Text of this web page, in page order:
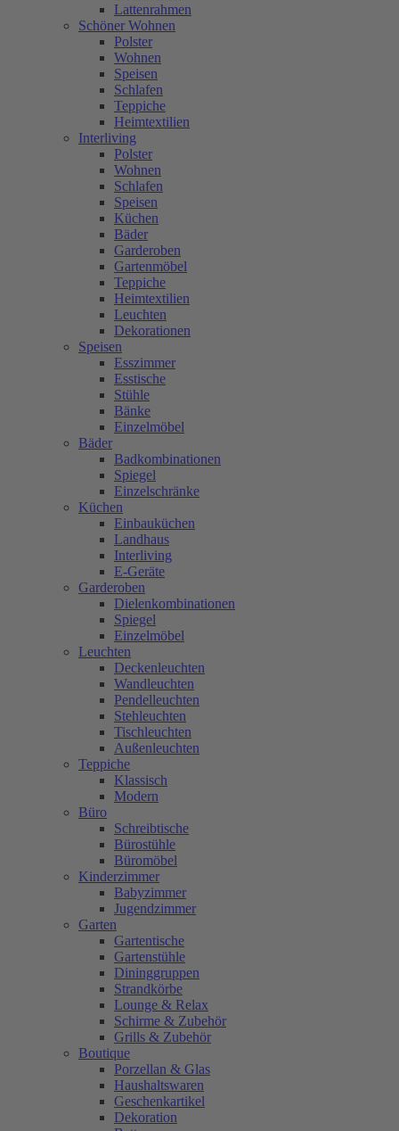
Lattenrahmen
Schöner Wohnen
Polster
Wohnen
Speisen
Schlafen
Teppiche
Heimtextilien
Interliving
Polster
Wohnen
Schlafen
Speisen
Küchen
Bäder
Garderoben
Gartenmöbel
Teppiche
Heimtextilien
Leuchten
Dekorationen
Speisen
Esszimmer
Esstische
Stühle
Bänke
Einzelmöbel
Bäder
Badkombinationen
Spiegel
Einzelschränke
Küchen
Einbauküchen
Landhaus
Interliving
E-Geräte
Garderoben
Dielenkombinationen
Spiegel
Einzelmöbel
Leuchten
Deckenleuchten
Wandleuchten
Pendelleuchten
Stehleuchten
Tischleuchten
Außenleuchten
Teppiche
Klassisch
Modern
Büro
Schreibtische
Bürostühle
Büromöbel
Kinderzimmer
Babyzimmer
Jugendzimmer
Garten
Gartentische
Gartenstühle
Dininggruppen
Strandkörbe
Lounge & Relax
Schirme & Zubehör
Grills & Zubehör
Boutique
Porzellan & Glas
Haushaltswaren
Geschenkartikel
Dekoration